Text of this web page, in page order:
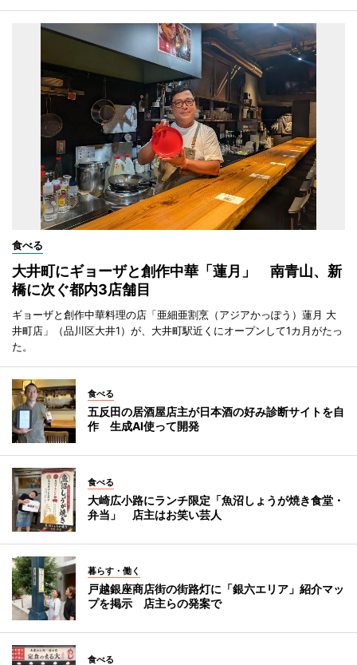
食べる
大井町にギョーザと創作中華「蓮月」 南青山、新
橋に次ぐ都内3店舗目
ギョーザと創作中華料理の店「亜細亜割烹（アジアかっぽう）蓮月 大
井町店」（品川区大井1）が、大井町駅近くにオープンして1カ月がたっ
た。
食べる
五反田の居酒屋店主が日本酒の好み診断サイトを自
作 生成AI使って開発
食べる
大崎広小路にランチ限定「魚沼しょうが焼き食堂・
弁当」 店主はお笑い芸人
暮らす・働く
戸越銀座商店街の街路灯に「銀六エリア」紹介マッ
プを掲示 店主らの発案で
食べる